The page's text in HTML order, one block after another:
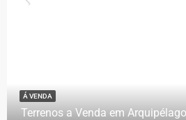
Terrenos a Venda em
Á VENDA